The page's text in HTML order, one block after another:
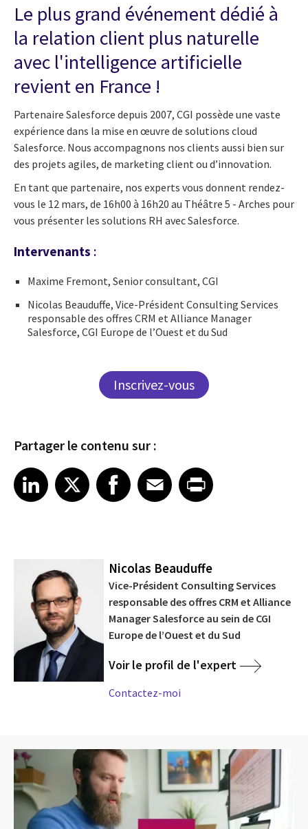
Le plus grand événement dédié à
la relation client plus naturelle
avec l'intelligence artificielle
revient en France !
Partenaire Salesforce depuis 2007, CGI possède une vaste
expérience dans la mise en œuvre de solutions cloud
Salesforce. Nous accompagnons nos clients aussi bien sur
des projets agiles, de marketing client ou d’innovation.
En tant que partenaire, nos experts vous donnent rendez-
vous le 12 mars, de 16h00 à 16h20 au Théâtre 5 - Arches pour
vous présenter les solutions RH avec Salesforce.
Intervenants :
Maxime Fremont, Senior consultant, CGI
Nicolas Beauduffe, Vice-Président Consulting Services
responsable des offres CRM et Alliance Manager
Salesforce, CGI Europe de l’Ouest et du Sud
Inscrivez-vous
Partager le contenu sur :
Share article on LinkedIn
LinkedIn
Share article on XShare article on Facebook
Facebook
Share article on Email
EmailShare article on Print
Nicolas Beauduffe
Vice-Président Consulting Services
responsable des offres CRM et Alliance
Manager Salesforce au sein de CGI
Europe de l’Ouest et du Sud
Voir le profil de l'expert
Contactez-moi